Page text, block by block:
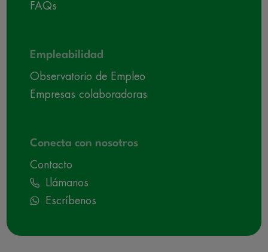
FAQs
Empleabilidad
Observatorio de Empleo
Empresas colaboradoras
Conecta con nosotros
Contacto
Llámanos
Escríbenos